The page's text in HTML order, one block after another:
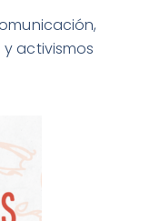
activismos